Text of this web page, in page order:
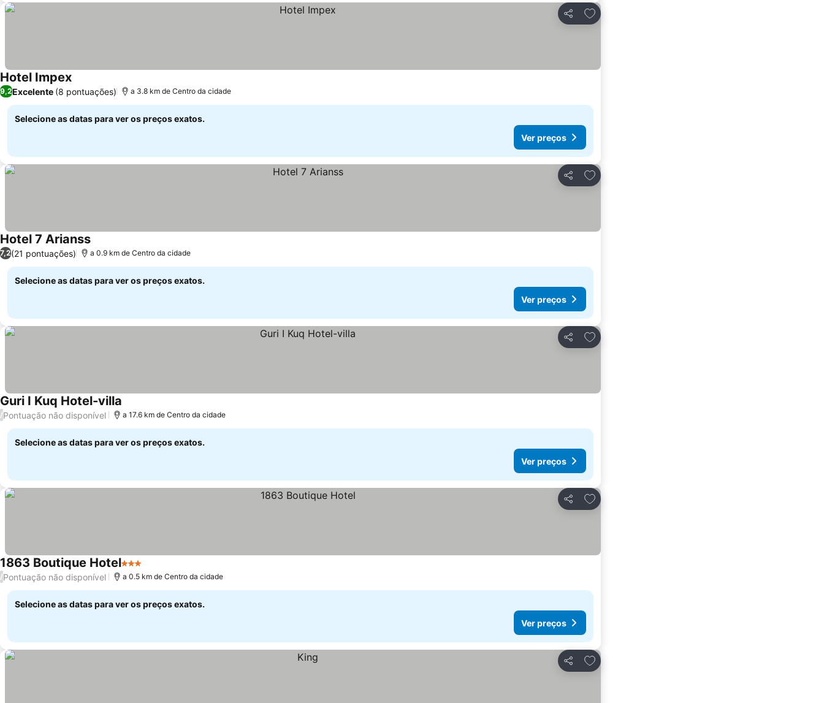
Partilhar
Adicionar aos favoritos
Hotel Impex
9,2Excelente (8 pontuações) a 3.8 km de Centro da cidade
Selecione as datas para ver os preços exatos.
Ver preços
Partilhar
Adicionar aos favoritos
Hotel 7 Arianss
7,2(21 pontuações) a 0.9 km de Centro da cidade
Selecione as datas para ver os preços exatos.
Ver preços
Partilhar
Adicionar aos favoritos
Guri I Kuq Hotel-villa
/Pontuação não disponível a 17.6 km de Centro da cidade
Selecione as datas para ver os preços exatos.
Ver preços
Partilhar
Adicionar aos favoritos
1863 Boutique Hotel3 Estrelas
/Pontuação não disponível a 0.5 km de Centro da cidade
Selecione as datas para ver os preços exatos.
Ver preços
Partilhar
Adicionar aos favoritos